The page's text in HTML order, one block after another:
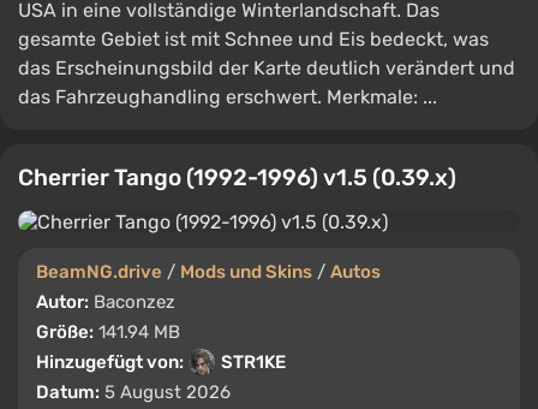
USA in eine vollständige Winterlandschaft. Das
gesamte Gebiet ist mit Schnee und Eis bedeckt, was
das Erscheinungsbild der Karte deutlich verändert und
das Fahrzeughandling erschwert. Merkmale: ...
Cherrier Tango (1992-1996) v1.5 (0.39.x)
BeamNG.drive / Mods und Skins / Autos
Autor: Baconzez
Größe: 141.94 MB
Hinzugefügt von:
STR1KE
Datum: 5 August 2026